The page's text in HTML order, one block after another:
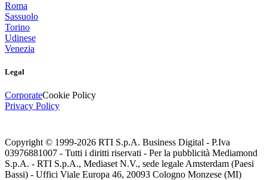
Roma
Sassuolo
Torino
Udinese
Venezia
Legal
CorporateCookie Policy
Privacy Policy
Copyright © 1999-2026 RTI S.p.A. Business Digital - P.Iva
03976881007 - Tutti i diritti riservati - Per la pubblicità Mediamond
S.p.A. - RTI S.p.A., Mediaset N.V., sede legale Amsterdam (Paesi
Bassi) - Uffici Viale Europa 46, 20093 Cologno Monzese (MI)